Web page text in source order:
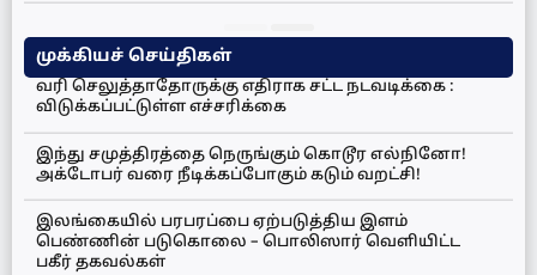
முக்கியச் செய்திகள்
வரி செலுத்தாதோருக்கு எதிராக சட்ட நடவடிக்கை :
விடுக்கப்பட்டுள்ள எச்சரிக்கை
இந்து சமுத்திரத்தை நெருங்கும் கொடூர எல்நினோ!
அக்டோபர் வரை நீடிக்கப்போகும் கடும் வறட்சி!
இலங்கையில் பரபரப்பை ஏற்படுத்திய இளம்
பெண்ணின் படுகொலை – பொலிஸார் வெளியிட்ட
பகீர் தகவல்கள்